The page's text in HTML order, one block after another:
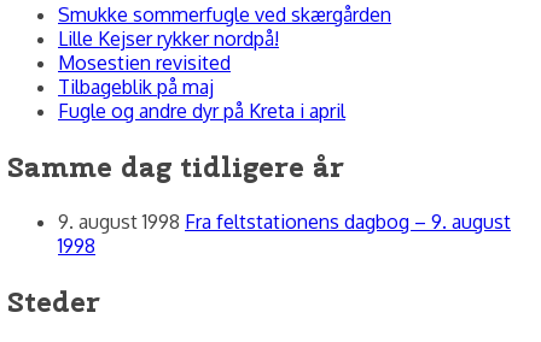
Smukke sommerfugle ved skærgården
Lille Kejser rykker nordpå!
Mosestien revisited
Tilbageblik på maj
Fugle og andre dyr på Kreta i april
Samme dag tidligere år
9. august 1998 Fra feltstationens dagbog – 9. august
1998
Steder